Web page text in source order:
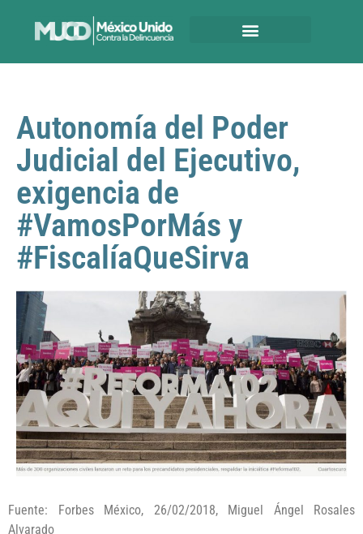
Autonomía del Poder
Judicial del Ejecutivo,
exigencia de
#VamosPorMás y
#FiscalíaQueSirva
Fuente: Forbes México, 26/02/2018, Miguel Ángel Rosales
Alvarado